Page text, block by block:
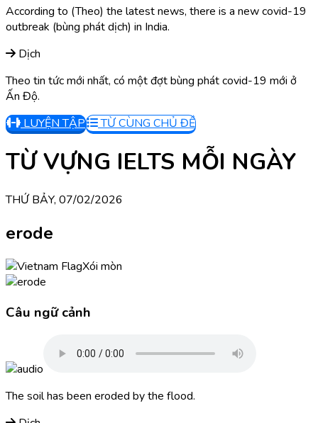
According to (Theo) the latest news, there is a new covid-19
outbreak (bùng phát dịch) in India.
Dịch
Theo tin tức mới nhất, có một đợt bùng phát covid-19 mới ở
Ấn Độ.
LUYỆN TẬP
TỪ CÙNG CHỦ ĐỀ
TỪ VỰNG IELTS MỖI NGÀY
THỨ BẢY, 07/02/2026
erode
Xói mòn
Câu ngữ cảnh
The soil has been eroded by the flood.